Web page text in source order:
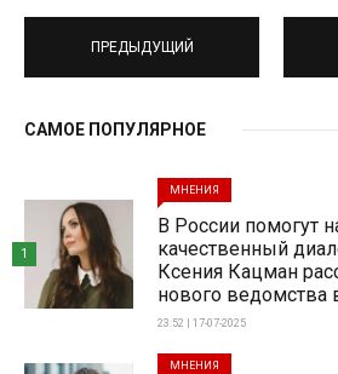
ПРЕДЫДУЩИЙ
САМОЕ ПОПУЛЯРНОЕ
МНЕНИЯ
В России помогут
качественный
Ксения Кацман
нового ведомства
23:52 | 17-07-2025
1
МНЕНИЯ